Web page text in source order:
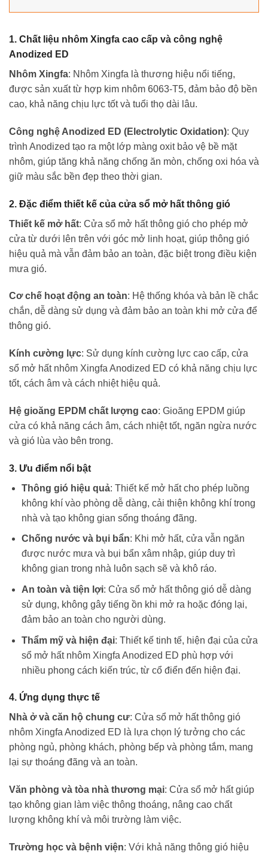
1. Chất liệu nhôm Xingfa cao cấp và công nghệ
Anodized ED
Nhôm Xingfa: Nhôm Xingfa là thương hiệu nổi tiếng,
được sản xuất từ hợp kim nhôm 6063-T5, đảm bảo độ bền
cao, khả năng chịu lực tốt và tuổi thọ dài lâu.
Công nghệ Anodized ED (Electrolytic Oxidation): Quy
trình Anodized tạo ra một lớp màng oxit bảo vệ bề mặt
nhôm, giúp tăng khả năng chống ăn mòn, chống oxi hóa và
giữ màu sắc bền đẹp theo thời gian.
2. Đặc điểm thiết kế của cửa sổ mở hất thông gió
Thiết kế mở hất: Cửa sổ mở hất thông gió cho phép mở
cửa từ dưới lên trên với góc mở linh hoạt, giúp thông gió
hiệu quả mà vẫn đảm bảo an toàn, đặc biệt trong điều kiện
mưa gió.
Cơ chế hoạt động an toàn: Hệ thống khóa và bản lề chắc
chắn, dễ dàng sử dụng và đảm bảo an toàn khi mở cửa để
thông gió.
Kính cường lực: Sử dụng kính cường lực cao cấp, cửa
sổ mở hất nhôm Xingfa Anodized ED có khả năng chịu lực
tốt, cách âm và cách nhiệt hiệu quả.
Hệ gioăng EPDM chất lượng cao: Gioăng EPDM giúp
cửa có khả năng cách âm, cách nhiệt tốt, ngăn ngừa nước
và gió lùa vào bên trong.
3. Ưu điểm nổi bật
Thông gió hiệu quả: Thiết kế mở hất cho phép luồng
không khí vào phòng dễ dàng, cải thiện không khí trong
nhà và tạo không gian sống thoáng đãng.
Chống nước và bụi bẩn: Khi mở hất, cửa vẫn ngăn
được nước mưa và bụi bẩn xâm nhập, giúp duy trì
không gian trong nhà luôn sạch sẽ và khô ráo.
An toàn và tiện lợi: Cửa sổ mở hất thông gió dễ dàng
sử dụng, không gây tiếng ồn khi mở ra hoặc đóng lại,
đảm bảo an toàn cho người dùng.
Thẩm mỹ và hiện đại: Thiết kế tinh tế, hiện đại của cửa
sổ mở hất nhôm Xingfa Anodized ED phù hợp với
nhiều phong cách kiến trúc, từ cổ điển đến hiện đại.
4. Ứng dụng thực tế
Nhà ở và căn hộ chung cư: Cửa sổ mở hất thông gió
nhôm Xingfa Anodized ED là lựa chọn lý tưởng cho các
phòng ngủ, phòng khách, phòng bếp và phòng tắm, mang
lại sự thoáng đãng và an toàn.
Văn phòng và tòa nhà thương mại: Cửa sổ mở hất giúp
tạo không gian làm việc thông thoáng, nâng cao chất
lượng không khí và môi trường làm việc.
Trường học và bệnh viện: Với khả năng thông gió hiệu